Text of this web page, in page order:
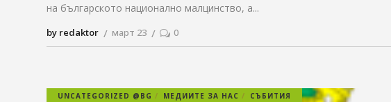
на българското национално малцинство, а
by redaktor март 23 0
UNCATEGORIZED @BG МЕДИИТЕ ЗА НАС СЪБИТИЯ